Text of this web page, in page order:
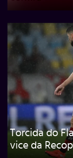
Torcida do
vice da